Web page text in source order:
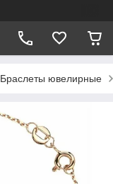
Браслеты ювелирные